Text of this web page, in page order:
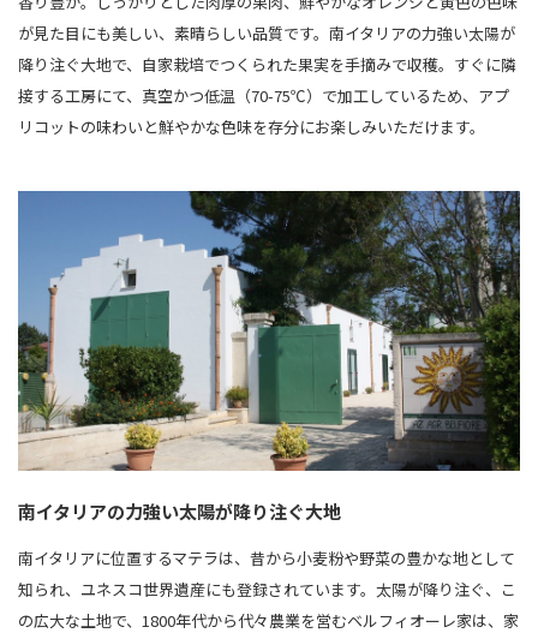
が見た目にも美しい、素晴らしい品質です。南イタリアの力強い太陽が
降り注ぐ大地で、自家栽培でつくられた果実を手摘みで収穫。すぐに隣
接する工房にて、真空かつ低温（70-75℃）で加工しているため、アプ
リコットの味わいと鮮やかな色味を存分にお楽しみいただけます。
南イタリアの力強い太陽が降り注ぐ大地
南イタリアに位置するマテラは、昔から小麦粉や野菜の豊かな地として
知られ、ユネスコ世界遺産にも登録されています。太陽が降り注ぐ、こ
の広大な土地で、1800年代から代々農業を営むベルフィオーレ家は、家